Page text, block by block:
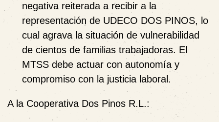
negativa reiterada a recibir a la
representación de UDECO DOS PINOS, lo
cual agrava la situación de vulnerabilidad
de cientos de familias trabajadoras. El
MTSS debe actuar con autonomía y
compromiso con la justicia laboral.
A la Cooperativa Dos Pinos R.L.: